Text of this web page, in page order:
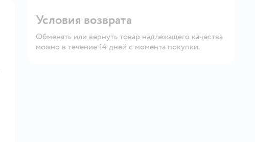
Условия возврата
Обменять или вернуть товар надлежащего качества
можно в течение 14 дней с момента покупки.